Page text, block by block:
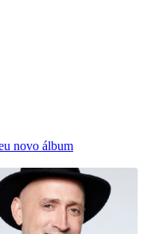
novo álbum